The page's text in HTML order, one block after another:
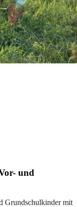
und
Grundschulkinder mit